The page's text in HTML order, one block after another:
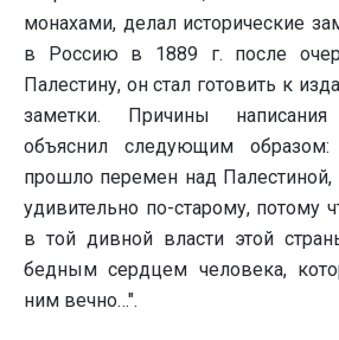
монахами, делал исторические
в Россию в 1889 г. после
Палестину, он стал готовить к
заметки. Причины
объяснил следующим
прошло перемен над Палестиной,
удивительно по-старому, потому
в той дивной власти этой
бедным сердцем человека,
ним вечно…".